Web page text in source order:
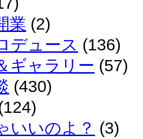
業 (2)
デュース (136)
ギャラリー (57)
(430)
いいのよ？ (3)